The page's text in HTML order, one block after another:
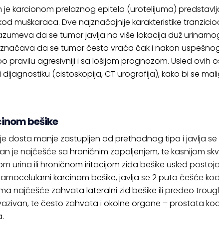
je karcionom prelaznog epitela (urotelijuma)
muškaraca. Dve najznačajnije karakteristike
da se tumor javlja na više lokacija duž
da se tumor često vraća čak i nakon
pravilu agresivniji i sa lošijom prognozom. Usled ovih
(cistoskopija, CT urografija), kako bi se
bešike
dosta manje zastupljen od prethodnog tipa i javlja
je najčešće sa hroničnim zapaljenjem, te kasnijom
urina ili hroničnom iritacijom zida bešike usled
karcinom bešike, javlja se 2 puta češće
najčešće zahvata lateralni zid bešike ili predeo
te često zahvata i okolne organe – prostata